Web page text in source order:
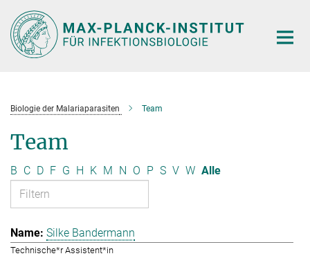
Hauptinhalt
Biologie der Malariaparasiten Team
Team
B C D F G H K M N O P S V W Alle
Silke Bandermann
Technische*r Assistent*in